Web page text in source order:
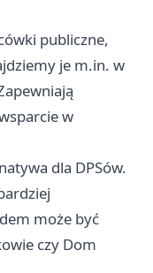
publiczne,
je m.in. w
w
dla DPSów.
może być
czy Dom